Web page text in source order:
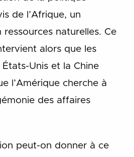
de l’Afrique, un
naturelles. Ce
alors que les
Unis et la Chine
l’Amérique cherche à
des affaires
peut-on donner à ce